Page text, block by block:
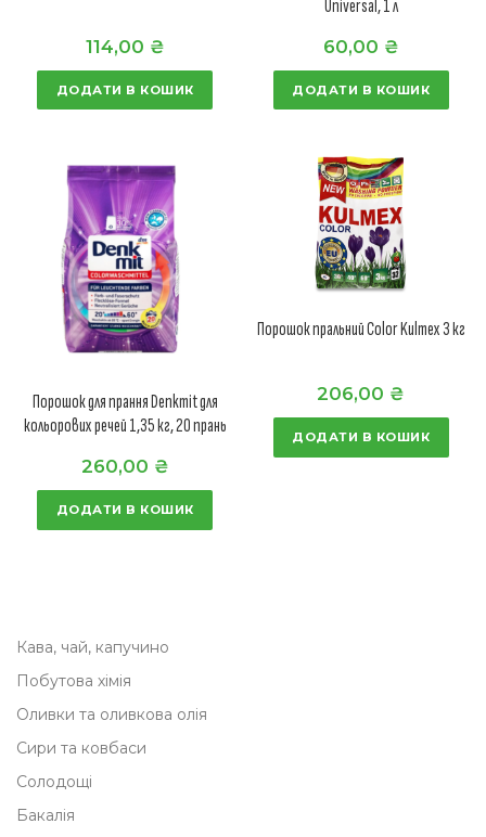
114,00 ₴
ДОДАТИ В КОШИК
Universal, 1 л
60,00 ₴
ДОДАТИ В КОШИК
Порошок для прання Denkmit для
кольорових речей 1,35 кг, 20 прань
260,00 ₴
ДОДАТИ В КОШИК
Порошок пральний Color Kulmex 3 кг
206,00 ₴
ДОДАТИ В КОШИК
Кава, чай, капучино
Побутова хімія
Оливки та оливкова олія
Сири та ковбаси
Солодощі
Бакалія